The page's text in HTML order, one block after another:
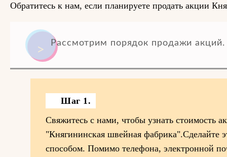
Обратитесь к нам, если планируете продать акции
Рассмотрим порядок продажи акций.
Шаг 1.
Свяжитесь с нами, чтобы узнать стоимость
"Княгининская швейная фабрика".Сделайте
способом. Помимо телефона, электронной